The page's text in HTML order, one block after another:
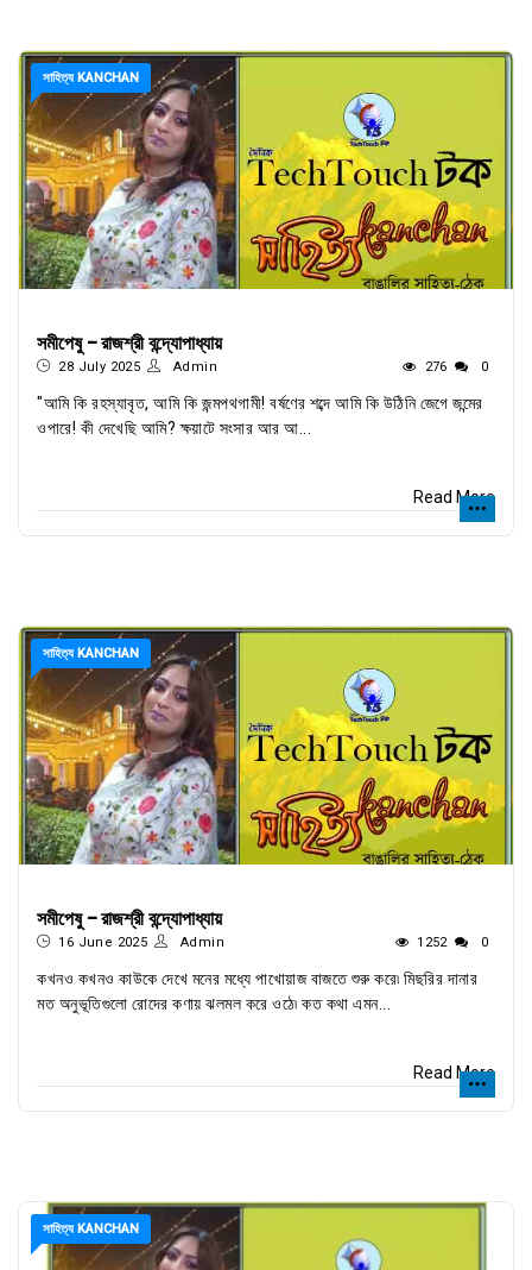
সাহিত্য KANCHAN
সমীপেষু - রাজশ্রী বন্দ্যোপাধ্যায়
28 July 2025 Admin 276 0
"আমি কি রহস্যাবৃত, আমি কি জন্মপথগামী! বর্ষণের শব্দে আমি কি উঠিনি জেগে জন্মের
ওপারে! কী দেখেছি আমি? ক্ষয়াটে সংসার আর আ...
Read More
সাহিত্য KANCHAN
সমীপেষু - রাজশ্রী বন্দ্যোপাধ্যায়
16 June 2025 Admin 1252 0
কখনও কখনও কাউকে দেখে মনের মধ্যে পাখোয়াজ বাজতে শুরু করে৷ মিছরির দানার
মত অনুভূতিগুলো রোদের কণায় ঝলমল করে ওঠে৷ কত কথা এমন...
Read More
সাহিত্য KANCHAN